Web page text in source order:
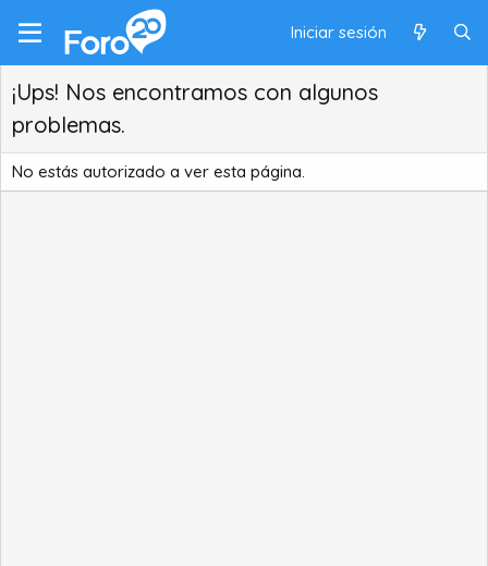
Iniciar sesión
¡Ups! Nos encontramos con algunos
problemas.
No estás autorizado a ver esta página.